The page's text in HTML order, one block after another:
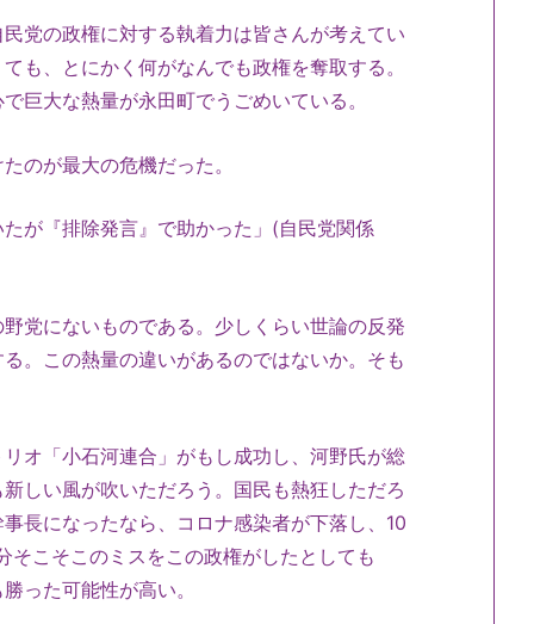
党の政権に対する執着力は皆さんが考えてい
も、とにかく何がなんでも政権を奪取する。
巨大な熱量が永田町でうごめいている。
のが最大の危機だった。
が『排除発言』で助かった」(自民党関係
党にないものである。少しくらい世論の反発
。この熱量の違いがあるのではないか。そも
オ「小石河連合」がもし成功し、河野氏が総
しい風が吹いただろう。国民も熱狂しただろ
長になったなら、コロナ感染者が下落し、10
そこそこのミスをこの政権がしたとしても
った可能性が高い。